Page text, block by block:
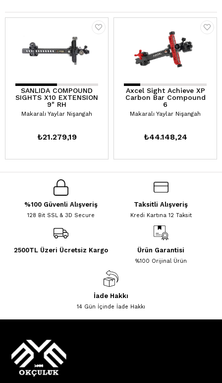
SANLIDA COMPOUND
SIGHTS X10 EXTENSION
9" RH
Makaralı Yaylar Nişangah
₺21.279,19
Axcel Sight Achieve XP
Carbon Bar Compound
6
Makaralı Yaylar Nişangah
₺44.148,24
%100 Güvenli Alışveriş
128 Bit SSL & 3D Secure
Taksitli Alışveriş
Kredi Kartına 12 Taksit
2500TL Üzeri Ücretsiz Kargo Ürün Garantisi
%100 Orijinal Ürün
İade Hakkı
14 Gün İçinde İade Hakkı